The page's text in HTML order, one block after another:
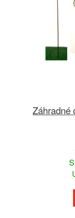
Záhradné